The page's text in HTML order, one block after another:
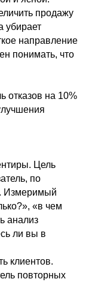
продажу
убирает
направление
понимать, что
отказов на 10%
Цель
по
Измеримый
«в чем
анализ
ли вы в
клиентов.
повторных